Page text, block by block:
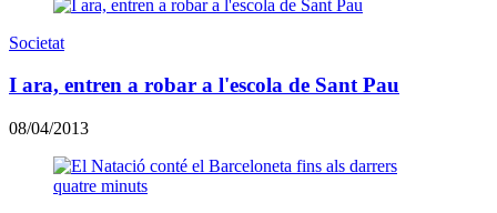
Societat
I ara, entren a robar a l'escola de Sant Pau
08/04/2013